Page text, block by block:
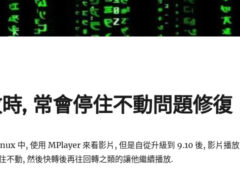
, 常會停住不動問題修復
中, 使用 MPlayer 來看影片, 但是自從升級到 9.10 後, 影片播放
不動, 然後快轉後再往回轉之類的讓他繼續播放.